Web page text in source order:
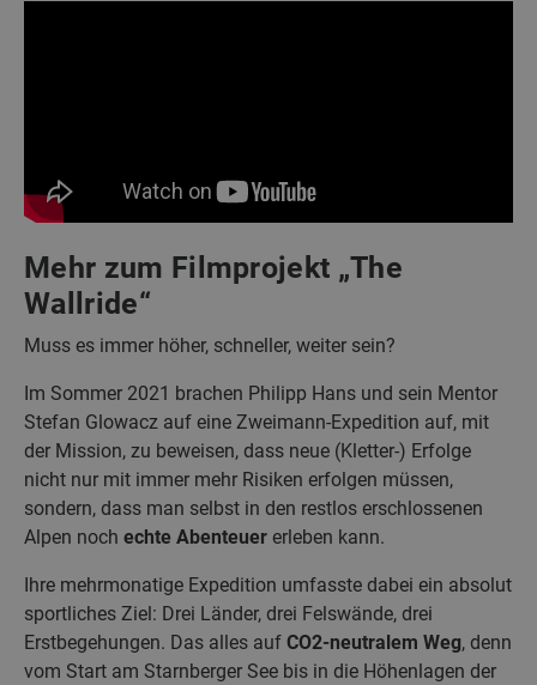
Mehr zum Filmprojekt „The
Wallride“
Muss es immer höher, schneller, weiter sein?
Im Sommer 2021 brachen Philipp Hans und sein Mentor
Stefan Glowacz auf eine Zweimann-Expedition auf, mit
der Mission, zu beweisen, dass neue (Kletter-) Erfolge
nicht nur mit immer mehr Risiken erfolgen müssen,
sondern, dass man selbst in den restlos erschlossenen
Alpen noch echte Abenteuer erleben kann.
Ihre mehrmonatige Expedition umfasste dabei ein absolut
sportliches Ziel: Drei Länder, drei Felswände, drei
Erstbegehungen. Das alles auf CO2-neutralem Weg, denn
vom Start am Starnberger See bis in die Höhenlagen der